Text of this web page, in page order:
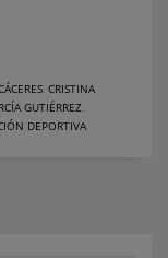
CRISTINA
GUTIÉRREZ
DEPORTIVA